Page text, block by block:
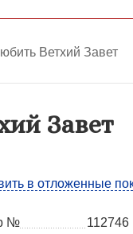
Ветхий Завет
Завет
в отложенные
№
112746